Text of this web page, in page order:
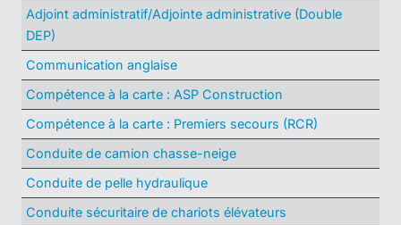
Adjoint administratif/Adjointe administrative (Double
DEP)
Communication anglaise
Compétence à la carte : ASP Construction
Compétence à la carte : Premiers secours (RCR)
Conduite de camion chasse-neige
Conduite de pelle hydraulique
Conduite sécuritaire de chariots élévateurs